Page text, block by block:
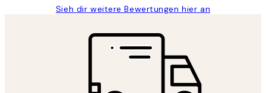
Sieh dir weitere Bewertungen hier an